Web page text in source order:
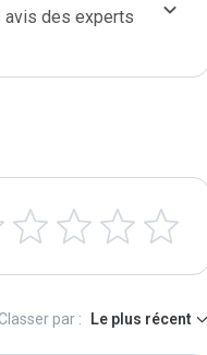
avis des experts
par : Le plus récent